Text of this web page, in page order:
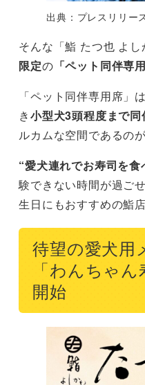
出典：プレスリリー
そんな「鮨 たつ也 よ
限定の 「ペット同伴専
「ペット同伴専用席」
き小型犬3頭程度まで
ルカムな空間であるの
“愛犬連れでお寿司を食
験できない時間が過ご
生日にもおすすめの鮨店
待望の愛犬用
「わんちゃ
開始